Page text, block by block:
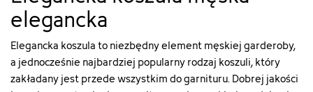
mas-
162zmw23mc-
17#/5-
kolor-
czarny/23-
elegancka
Elegancka koszula to niezbędny element męskiej garderoby,
a jednocześnie najbardziej popularny rodzaj koszuli, który
zakładany jest przede wszystkim do garnituru. Dobrej jakości